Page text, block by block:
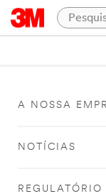
A NOSSA
NOTÍCIAS
REGULATÓRIO